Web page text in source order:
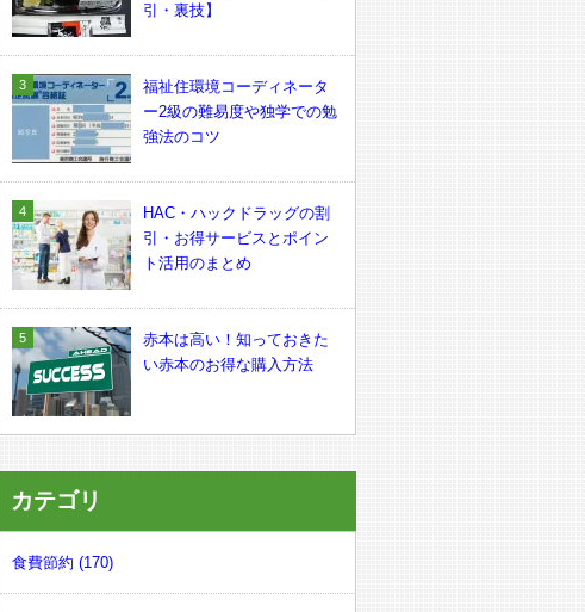
引・裏技】
福祉住環境コーディネータ
ー2級の難易度や独学での勉
強法のコツ
HAC・ハックドラッグの割
引・お得サービスとポイン
ト活用のまとめ
赤本は高い！知っておきた
い赤本のお得な購入方法
カテゴリ
食費節約 (170)